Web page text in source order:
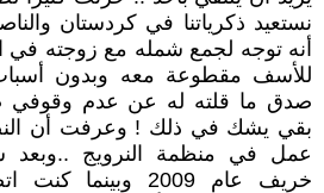
نستعيد ذكرياتنا في كردستان
أنه توجه لجمع شمله مع زوجته في
للأسف مقطوعة معه وبدون
صدق ما قلته له عن عدم وقوفي
بقي يشك في ذلك ! وعرفت أن
عمل في منظمة النرويج ..وبعد
خريف عام 2009